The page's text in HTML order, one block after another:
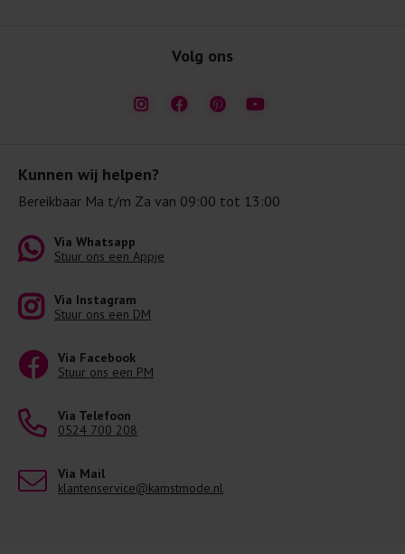
Kunnen wij helpen?
Bereikbaar Ma t/m Za van 09:00 tot 13:00
Via Whatsapp
Stuur ons een Appje
Via Instagram
Stuur ons een DM
Via Facebook
Stuur ons een PM
Via Telefoon
0524 700 208
Via Mail
klantenservice@kamstmode.nl
Volg ons